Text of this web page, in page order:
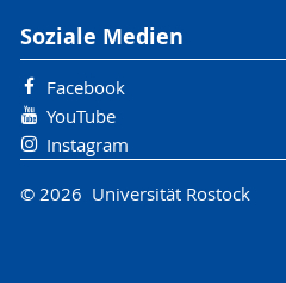
Soziale Medien
Facebook
YouTube
Instagram
© 2026 Universität Rostock